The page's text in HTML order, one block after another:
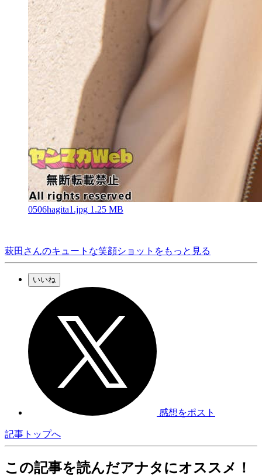
0506hagita1.jpg 1.25 MB
萩田さんのキュートな笑顔ショットをもっと見る
いいね
感想をポスト
記事トップへ
この記事を読んだアナタにオススメ！